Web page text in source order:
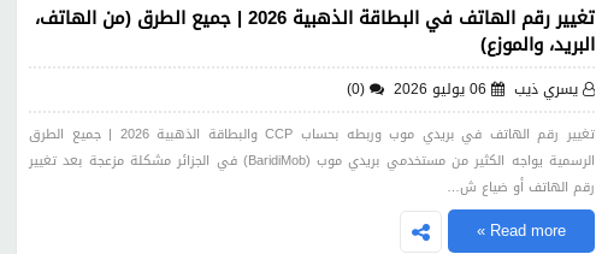
تغيير رقم الهاتف في البطاقة الذهبية 2026 | جميع الطرق (من الهاتف،
البريد، والموزع)
يسري ذيب 06 يوليو 2026 (0)
تغيير رقم الهاتف في بريدي موب وربطه بحساب CCP والبطاقة الذهبية 2026 | جميع الطرق
الرسمية يواجه الكثير من مستخدمي بريدي موب (BaridiMob) في الجزائر مشكلة مزعجة بعد تغيير
رقم الهاتف أو ضياع ش…
Read more »